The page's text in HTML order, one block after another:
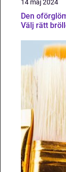
14 maj 2024
Den
Välj rätt